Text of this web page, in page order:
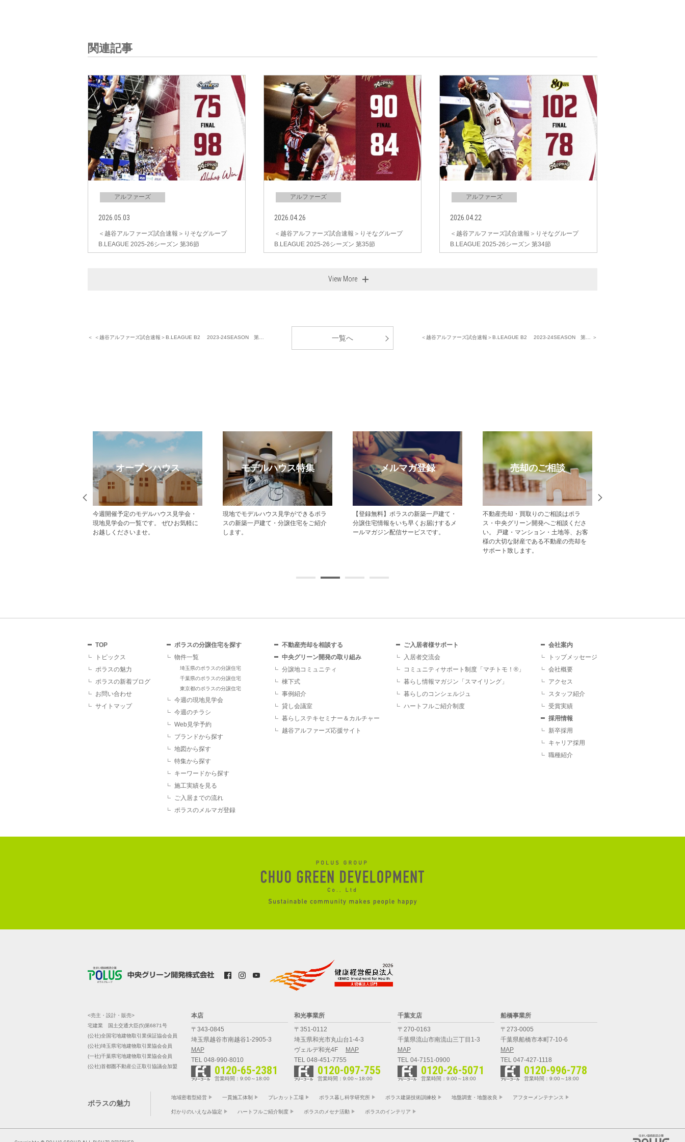
関連記事
アルファーズ
2026.05.03
＜越谷アルファーズ試合速報＞りそなグループ
B.LEAGUE 2025-26シーズン 第36節
アルファーズ
2026.04.26
＜越谷アルファーズ試合速報＞りそなグループ
B.LEAGUE 2025-26シーズン 第35節
アルファーズ
2026.04.22
＜越谷アルファーズ試合速報＞りそなグループ
B.LEAGUE 2025-26シーズン 第34節
View More
＜ ＜越谷アルファーズ試合速報＞B.LEAGUE B2 2023-24SEASON 第… ＜越谷アルファーズ試合速報＞B.LEAGUE B2 2023-24SEASON 第… ＞
一覧へ
オープンハウス
今週開催予定のモデルハウス見学会・
現地見学会の一覧です。 ぜひお気軽に
お越しくださいませ。
モデルハウス特集
現地でモデルハウス見学ができるポラ
スの新築一戸建て・分譲住宅をご紹介
します。
メルマガ登録
【登録無料】ポラスの新築一戸建て・
分譲住宅情報をいち早くお届けするメ
ールマガジン配信サービスです。
売却のご相談
不動産売却・買取りのご相談はポラ
ス・中央グリーン開発へご相談くださ
い。 戸建・マンション・土地等、お客
様の大切な財産である不動産の売却を
サポート致します。
TOP
トピックス
ポラスの魅力
ポラスの新着ブログ
お問い合わせ
サイトマップ
ポラスの分譲住宅を探す
物件一覧
埼玉県のポラスの分譲住宅
千葉県のポラスの分譲住宅
東京都のポラスの分譲住宅
今週の現地見学会
今週のチラシ
Web見学予約
ブランドから探す
地図から探す
特集から探す
キーワードから探す
施工実績を見る
ご入居までの流れ
ポラスのメルマガ登録
不動産売却を相談する
中央グリーン開発の取り組み
分譲地コミュニティ
棟下式
事例紹介
貸し会議室
暮らしステキセミナー＆カルチャー
越谷アルファーズ応援サイト
ご入居者様サポート
入居者交流会
コミュニティサポート制度「マチトモ！®」
暮らし情報マガジン「スマイリング」
暮らしのコンシェルジュ
ハートフルご紹介制度
会社案内
トップメッセージ
会社概要
アクセス
スタッフ紹介
受賞実績
採用情報
新卒採用
キャリア採用
職種紹介
<売主・設計・販売>
宅建業 国土交通大臣(5)第6871号
(公社)全国宅地建物取引業保証協会会員
(公社)埼玉県宅地建物取引業協会会員
(一社)千葉県宅地建物取引業協会会員
(公社)首都圏不動産公正取引協議会加盟
本店
〒343-0845
埼玉県越谷市南越谷1-2905-3
MAP
TEL 048-990-8010
0120-65-2381
営業時間：9:00～18:00
和光事業所
〒351-0112
埼玉県和光市丸山台1-4-3
ヴェルデ和光4F
MAP
TEL 048-451-7755
0120-097-755
営業時間：9:00～18:00
千葉支店
〒270-0163
千葉県流山市南流山三丁目1-3
MAP
TEL 04-7151-0900
0120-26-5071
営業時間：9:00～18:00
船橋事業所
〒273-0005
千葉県船橋市本町7-10-6
MAP
TEL 047-427-1118
0120-996-778
営業時間：9:00～18:00
ポラスの魅力
地域密着型経営 一貫施工体制 プレカット工場 ポラス暮し科学研究所 ポラス建築技術訓練校 地盤調査・地盤改良 アフターメンテナンス
灯かりのいえなみ協定 ハートフルご紹介制度 ポラスのメセナ活動 ポラスのインテリア